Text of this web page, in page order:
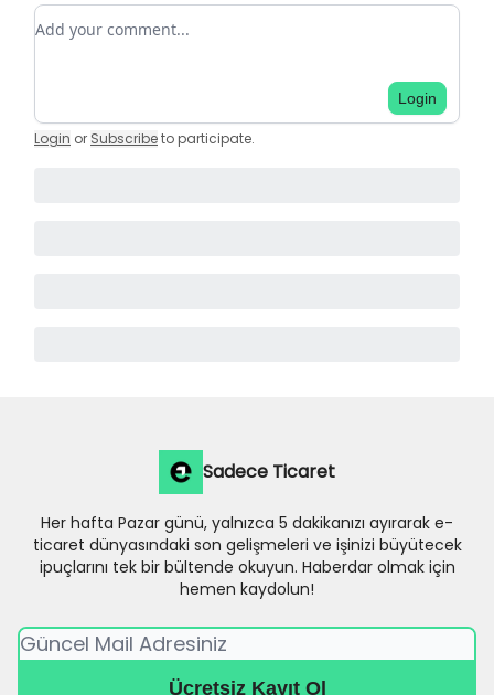
Add your comment
Login
Login or Subscribeto participate.
Sadece Ticaret
Her hafta Pazar günü, yalnızca 5 dakikanızı ayırarak e-
ticaret dünyasındaki son gelişmeleri ve işinizi büyütecek
ipuçlarını tek bir bültende okuyun. Haberdar olmak için
hemen kaydolun!